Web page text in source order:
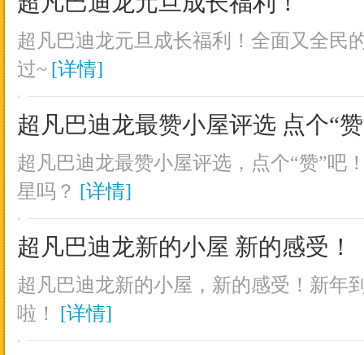
超凡巴迪龙元旦成长福利！全面又全民
过~ [详情]
超凡巴迪龙最赞小屋评选 点个“
超凡巴迪龙最赞小屋评选，点个“赞”吧
星吗？ [详情]
超凡巴迪龙新的小屋 新的感受！
超凡巴迪龙新的小屋，新的感受！新年
啦！
[详情]